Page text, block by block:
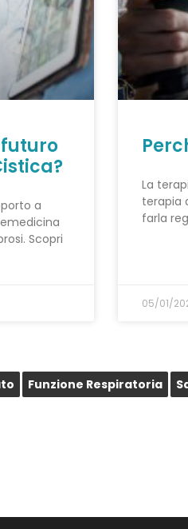
a
Scopri
La
terapia
farla
05/01/
Funzione Respiratoria